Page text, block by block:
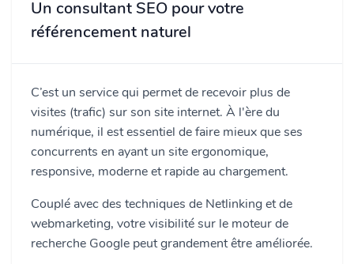
Un consultant SEO pour votre
référencement naturel
C’est un service qui permet de recevoir plus de
visites (trafic) sur son site internet. À l'ère du
numérique, il est essentiel de faire mieux que ses
concurrents en ayant un site ergonomique,
responsive, moderne et rapide au chargement.
Couplé avec des techniques de Netlinking et de
webmarketing, votre visibilité sur le moteur de
recherche Google peut grandement être améliorée.